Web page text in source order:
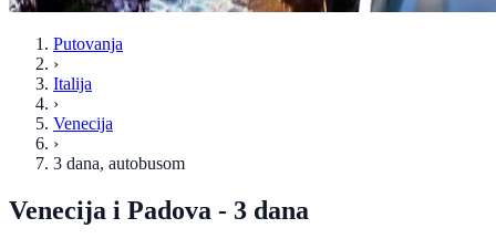
Putovanja
›
Italija
›
Venecija
›
3 dana, autobusom
Venecija i Padova - 3 dana